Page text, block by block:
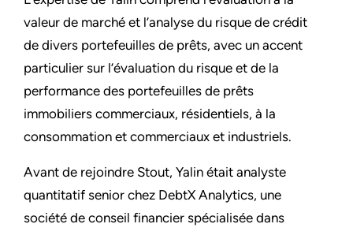
valeur de marché et l’analyse du risque de crédit
de divers portefeuilles de prêts, avec un accent
particulier sur l’évaluation du risque et de la
performance des portefeuilles de prêts
immobiliers commerciaux, résidentiels, à la
consommation et commerciaux et industriels.
Avant de rejoindre Stout, Yalin était analyste
quantitatif senior chez DebtX Analytics, une
société de conseil financier spécialisée dans